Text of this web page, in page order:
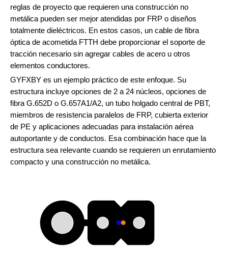
reglas de proyecto que requieren una construcción no
metálica pueden ser mejor atendidas por FRP o diseños
totalmente dieléctricos. En estos casos, un cable de fibra
óptica de acometida FTTH debe proporcionar el soporte de
tracción necesario sin agregar cables de acero u otros
elementos conductores.
GYFXBY es un ejemplo práctico de este enfoque. Su
estructura incluye opciones de 2 a 24 núcleos, opciones de
fibra G.652D o G.657A1/A2, un tubo holgado central de PBT,
miembros de resistencia paralelos de FRP, cubierta exterior
de PE y aplicaciones adecuadas para instalación aérea
autoportante y de conductos. Esa combinación hace que la
estructura sea relevante cuando se requieren un enrutamiento
compacto y una construcción no metálica.